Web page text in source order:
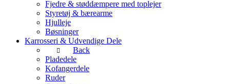
Fjedre & støddæmpere med toplejer
Styretøj & bærearme
Hjulleje
Bøsninger
Karrosseri & Udvendige Dele
Back
Pladedele
Kofangerdele
Ruder